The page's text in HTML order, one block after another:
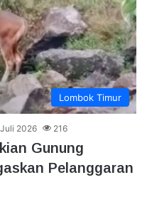
Lombok Timur
2026 216
Gunung
Pelanggaran